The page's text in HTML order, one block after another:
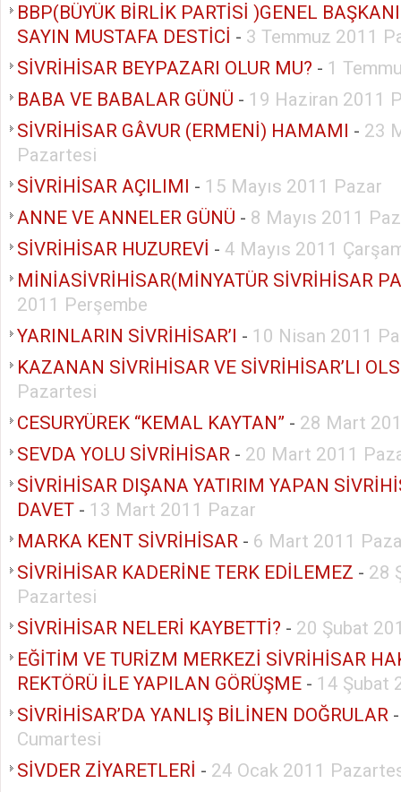
BBP(BÜYÜK BİRLİK PARTİSİ )GENEL
SAYIN MUSTAFA DESTİCİ - 3 Temmuz 2011
SİVRİHİSAR BEYPAZARI OLUR MU? - 1
BABA VE BABALAR GÜNÜ - 19 Haziran 2011
SİVRİHİSAR GÂVUR (ERMENİ) HAMAMI - 23
Pazartesi
SİVRİHİSAR AÇILIMI - 15 Mayıs 2011 Pazar
ANNE VE ANNELER GÜNÜ - 8 Mayıs 2011
SİVRİHİSAR HUZUREVİ - 4 Mayıs 2011
MİNİASİVRİHİSAR(MİNYATÜR SİVRİHİSAR
2011 Perşembe
YARINLARIN SİVRİHİSAR’I - 10 Nisan 2011
KAZANAN SİVRİHİSAR VE SİVRİHİSAR’LI
Pazartesi
CESURYÜREK “KEMAL KAYTAN” - 28 Mart
SEVDA YOLU SİVRİHİSAR - 20 Mart 2011
SİVRİHİSAR DIŞANA YATIRIM YAPAN
DAVET - 13 Mart 2011 Pazar
MARKA KENT SİVRİHİSAR - 6 Mart 2011
SİVRİHİSAR KADERİNE TERK EDİLEMEZ - 28
Pazartesi
SİVRİHİSAR NELERİ KAYBETTİ? - 20 Şubat
EĞİTİM VE TURİZM MERKEZİ SİVRİHİSAR
REKTÖRÜ İLE YAPILAN GÖRÜŞME - 14 Şubat
SİVRİHİSAR’DA YANLIŞ BİLİNEN DOĞRULAR
Cumartesi
SİVDER ZİYARETLERİ - 24 Ocak 2011